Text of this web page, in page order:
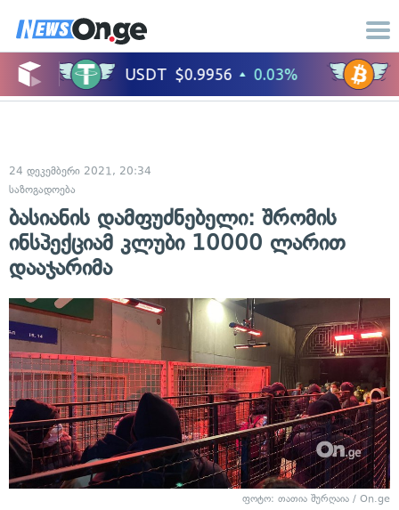
24 დეკემბერი 2021, 20:34
საზოგადოება
ბასიანის დამფუძნებელი: შრომის
ინსპექციამ კლუბი 10000 ლარით
დააჯარიმა
ფოტო: თათია შურღაია / On.ge